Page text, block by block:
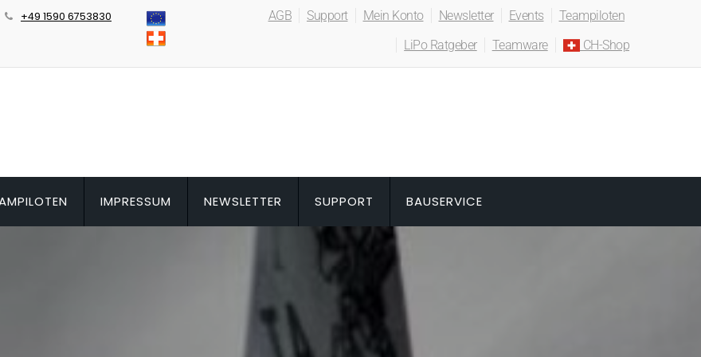
+49 1590 6753830 AGB Support Mein Konto Newsletter Events
Teampiloten
LiPo Ratgeber
Teamware CH-Shop
IMPRESSUM NEWSLETTER SUPPORT BAUSERVICE